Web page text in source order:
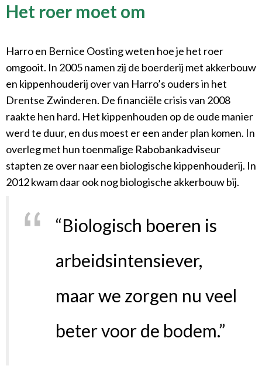
Het roer moet om
Harro en Bernice Oosting weten hoe je het roer
omgooit. In 2005 namen zij de boerderij met akkerbouw
en kippenhouderij over van Harro’s ouders in het
Drentse Zwinderen. De financiële crisis van 2008
raakte hen hard. Het kippenhouden op de oude manier
werd te duur, en dus moest er een ander plan komen. In
overleg met hun toenmalige Rabobankadviseur
stapten ze over naar een biologische kippenhouderij. In
2012 kwam daar ook nog biologische akkerbouw bij.
“Biologisch boeren is
arbeidsintensiever,
maar we zorgen nu veel
beter voor de bodem.”